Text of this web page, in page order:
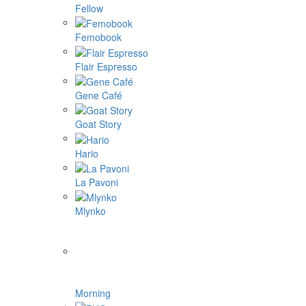
Fellow
Femobook
Flair Espresso
Gene Café
Goat Story
Hario
La Pavoni
Mlynko
Morning